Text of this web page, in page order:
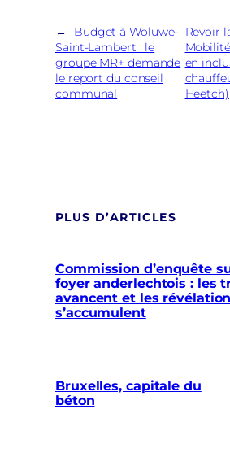
←
Budget à Woluwe-
Saint-Lambert : le
groupe MR+ demande
le report du conseil
communal
Revoir
en
Heetch)
PLUS D’ARTICLES
Commission d’enquête
foyer anderlechtois : les
avancent et les
s’accumulent
Bruxelles, capitale du
béton